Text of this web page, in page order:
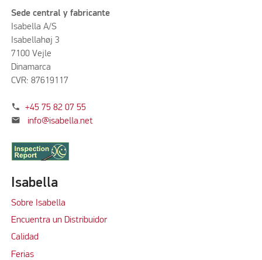
Sede central y fabricante
Isabella A/S
Isabellahøj 3
7100 Vejle
Dinamarca
CVR: 87619117
phone +45 75 82 07 55
mail info@isabella.net
Isabella
Sobre Isabella
Encuentra un Distribuidor
Calidad
Ferias